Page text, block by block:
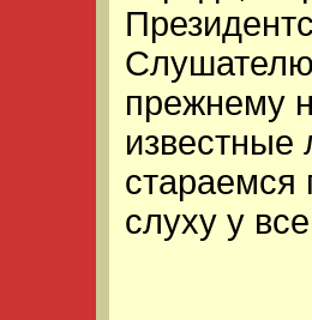
прежнему
известные
стараемся
слуху у